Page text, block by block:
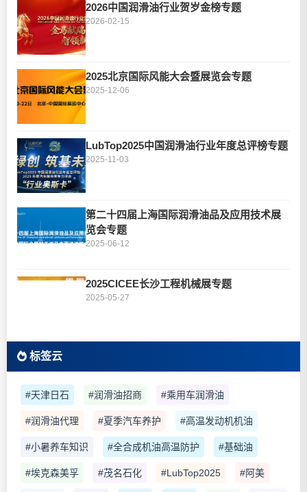
2026中国润滑油行业贺岁金榜专题
2026-02-15
2025北京国际风能大会暨展览会专题
2025-12-06
LubTop2025中国润滑油行业年度总评榜专题
2025-11-03
第二十四届上海国际润滑油品及应用技术展
览会专题
2025-06-12
2025CICEE长沙工程机械展专题
2025-05-27
标签云
#天津日石 #润滑油招商 #乘用车润滑油
#润滑油代理 #夏季汽车养护 #高温发动机机油
#小暑养车知识 #全合成机油高温防护 #基础油
#埃克森美孚 #茂名石化 #LubTop2025 #阿美